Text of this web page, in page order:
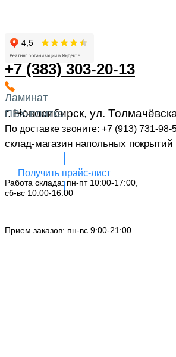
+7 (383) 303-20-13
г. Новосибирск, ул.
По доставке звоните: +7 (913) 731-98-
склад-магазин напольных покрытий
Получить прайс-лист
Работа склада: пн-пт 10:00-17:00,
сб-вс 10:00-16:00
Прием заказов: пн-вс 9:00-21:00
Ламинат
ПВХ-плитка